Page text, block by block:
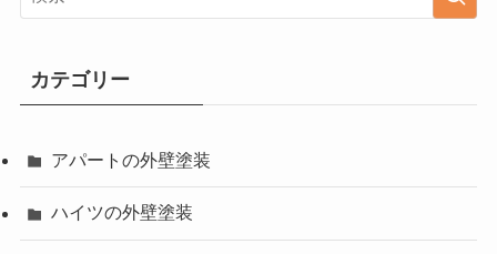
カテゴリー
アパートの外壁塗装
ハイツの外壁塗装